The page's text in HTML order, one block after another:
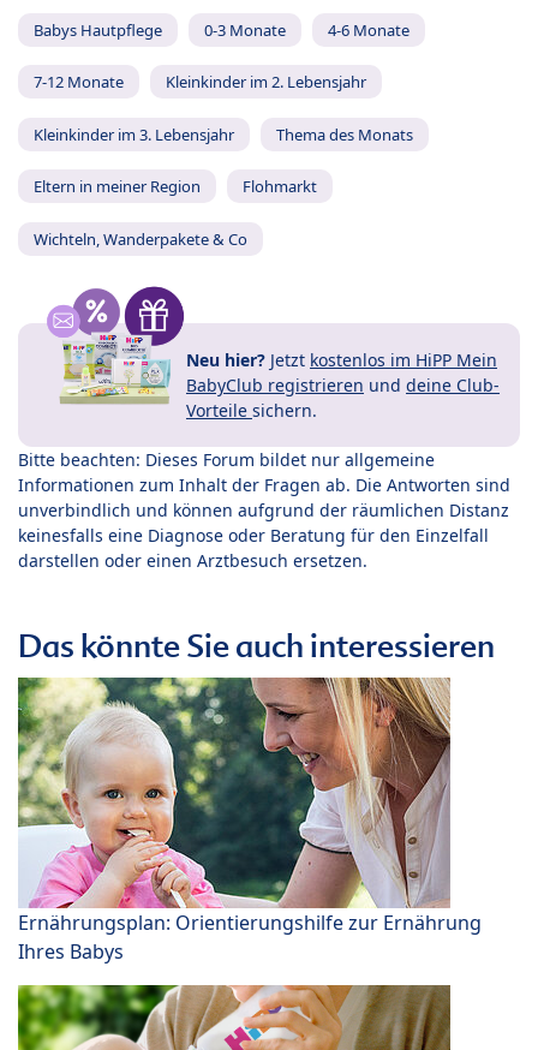
Babys Hautpflege 0-3 Monate 4-6 Monate
7-12 Monate Kleinkinder im 2. Lebensjahr
Kleinkinder im 3. Lebensjahr Thema des Monats
Eltern in meiner Region Flohmarkt
Wichteln, Wanderpakete & Co
Neu hier? Jetzt kostenlos im HiPP Mein
BabyClub registrieren und deine Club-
Vorteile sichern.
Bitte beachten: Dieses Forum bildet nur allgemeine
Informationen zum Inhalt der Fragen ab. Die Antworten sind
unverbindlich und können aufgrund der räumlichen Distanz
keinesfalls eine Diagnose oder Beratung für den Einzelfall
darstellen oder einen Arztbesuch ersetzen.
Das könnte Sie auch interessieren
Ernährungsplan: Orientierungshilfe zur Ernährung
Ihres Babys